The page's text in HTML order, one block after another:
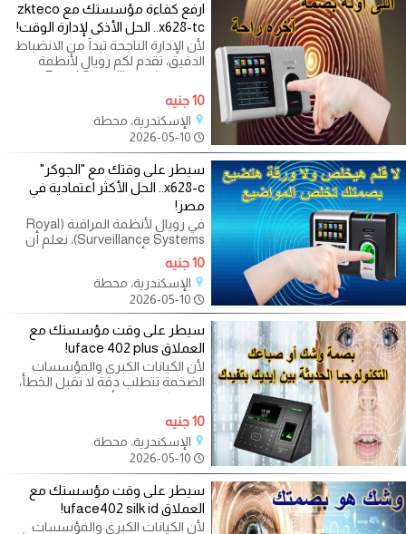
ارفع كفاءة مؤسستك مع zkteco
x628-tc.. الحل الأذكى لإدارة الوقت!
لأن الإدارة الناجحة تبدأ من الانضباط
الدقيق، تقدم لكم رويال لأنظمة
المراقبة (Royal Surveillance
Systems)
10 جنيه
الإسكندرية، محطة
سيطر على وقتك مع "الجوكر"
x628-c.. الحل الأكثر اعتمادية في
مصر!
في رويال لأنظمة المراقبة (Royal
Surveillance Systems)، نعلم أن
الوقت هو رأس مالك الحقيقي. لذا
نقدم لك الجهاز
10 جنيه
الإسكندرية، محطة
سيطر على وقت مؤسستك مع
العملاق uface 402 plus!
لأن الكيانات الكبرى والمؤسسات
الضخمة تتطلب دقة لا تقبل الخطأ،
تقدم لكم رويال لأنظمة المراقبة الحل
10 جنيه
الإسكندرية، محطة
سيطر على وقت مؤسستك مع
العملاق uface402 silk id!
لأن الكيانات الكبرى والمؤسسات